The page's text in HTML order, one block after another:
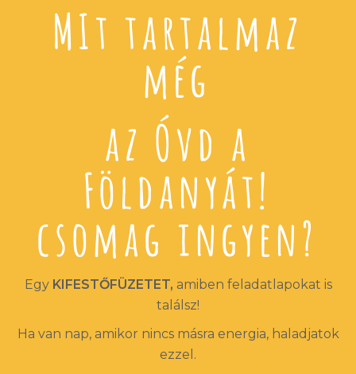
MIt tartalmaz
még
az Óvd a
Földanyát!
csomag ingyen?
Egy KIFESTŐFÜZETET, amiben feladatlapokat is
találsz!
Ha van nap, amikor nincs másra energia, haladjatok
ezzel.